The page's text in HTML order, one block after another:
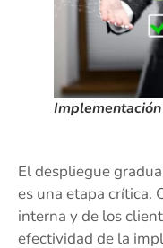
El despliegue
es una etapa crítica.
interna y de los
efectividad de la